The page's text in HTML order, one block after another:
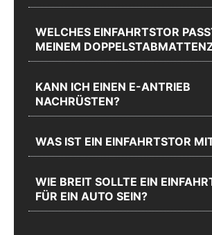
WELCHES EINFAHRTSTOR
MEINEM
KANN ICH EINEN E-ANTRIEB
NACHRÜSTEN?
WAS IST EIN EINFAHRTSTOR
WIE BREIT SOLLTE EIN
FÜR EIN AUTO SEIN?